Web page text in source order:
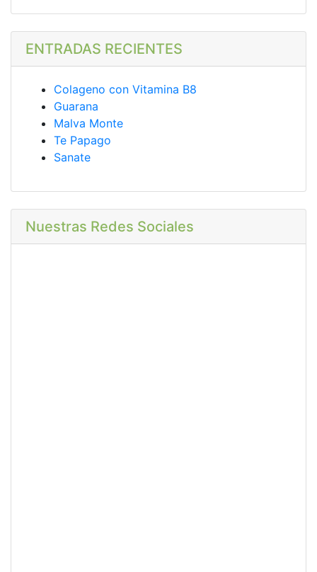
ENTRADAS RECIENTES
Colageno con Vitamina B8
Guarana
Malva Monte
Te Papago
Sanate
Nuestras Redes Sociales